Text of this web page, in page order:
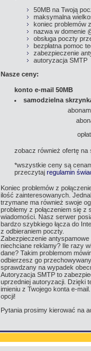
50MB na Twoją
maksymalna
koniec problemów
nazwa w domenie
obsługa poczty
bezpłatna pomoc
zabezpieczenie
autoryzacja SMTP
Nasze ceny:
konto e-mail 50MB
samodzielna
zobacz również ofertę na
*wszystkie ceny są
przeczytaj regulamin
Koniec problemów z
ilość zainteresowanych.
trzymane ma również swoje
problemy z połączeniem się
wiadomości. Nasz serwer
bardzo szybkiego łącza do
z odbieraniem poczty.
Zabezpieczenie
niechciane reklamy? Ile razy
dane? Takim problemom
odbierzesz go
sprawdzany na wypadek
Autoryzacja SMTP to
uprzedniej autoryzacji. Dzięki
imieniu z Twojego konta e-
opcji!
Pytania prosimy kierować na